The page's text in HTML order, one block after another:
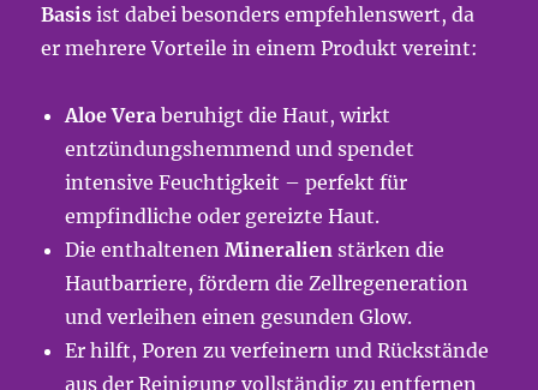
Basis ist dabei besonders empfehlenswert, da
er mehrere Vorteile in einem Produkt vereint:
Aloe Vera beruhigt die Haut, wirkt
entzündungshemmend und spendet
intensive Feuchtigkeit – perfekt für
empfindliche oder gereizte Haut.
Die enthaltenenMineralien stärken die
Hautbarriere, fördern die Zellregeneration
und verleihen einen gesunden Glow.
Er hilft, Poren zu verfeinern und Rückstände
aus der Reinigung vollständig zu entfernen